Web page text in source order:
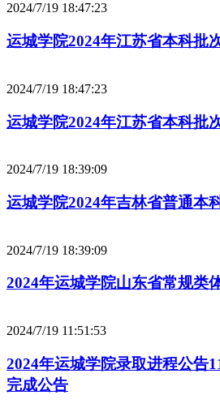
2024/7/19 18:47:23
运城学院2024年江苏省本科批
2024/7/19 18:47:23
运城学院2024年江苏省本科批
2024/7/19 18:39:09
运城学院2024年吉林省普通本
2024/7/19 18:39:09
2024年运城学院山东省常规类
2024/7/19 11:51:53
2024年运城学院录取进程公告
完成公告